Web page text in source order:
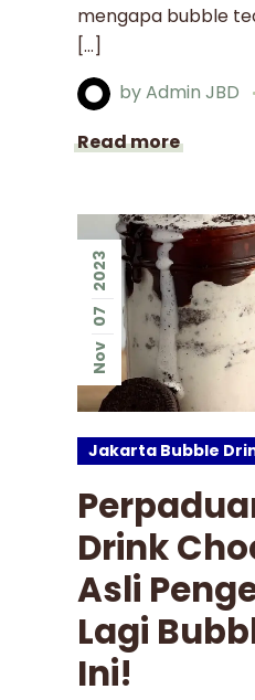
mengapa bubble
[…]
byAdmin JBD
Read more
Nov
07
2023
Jakarta Bubble
Drink
Asli
Lagi
Ini!